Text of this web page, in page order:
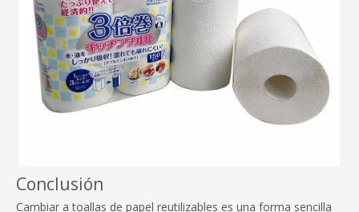
Conclusión
Cambiar a toallas de papel reutilizables es una forma sencilla